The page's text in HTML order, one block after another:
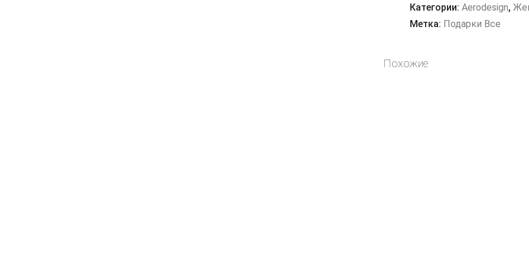
Категории:Aerodesign,
Метка: Подарки Все
Похожие